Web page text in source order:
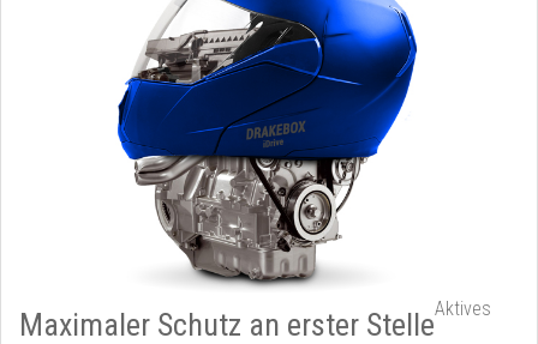
Maximaler Schutz an erster StelleAktives